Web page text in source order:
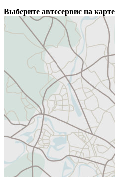
Выберите автосервис на карте